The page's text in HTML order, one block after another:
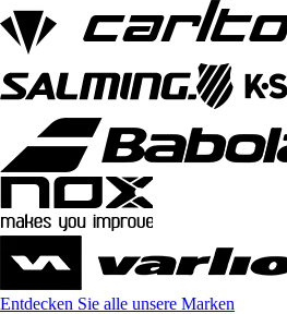
Entdecken Sie alle unsere Marken